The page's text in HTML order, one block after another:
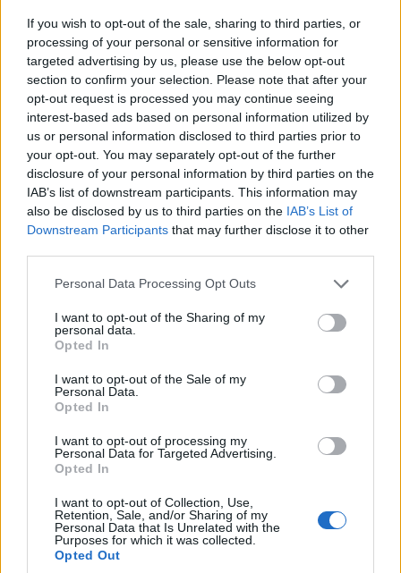
If you wish to opt-out of the sale, sharing to third parties, or
processing of your personal or sensitive information for
targeted advertising by us, please use the below opt-out
section to confirm your selection. Please note that after your
opt-out request is processed you may continue seeing
interest-based ads based on personal information utilized by
us or personal information disclosed to third parties prior to
your opt-out. You may separately opt-out of the further
disclosure of your personal information by third parties on the
IAB’s list of downstream participants. This information may
also be disclosed by us to third parties on the IAB’s List of
Downstream Participants that may further disclose it to other
Please note that this website/app uses one or more Google
not limited to your visit or usage behaviour. You may click to
grant or deny consent to Google and its third-party tags to
use your data for below specified purposes in below Google
consent section.
Personal Data Processing Opt Outs
I want to opt-out of the Sharing of my
personal data.
Opted In
I want to opt-out of the Sale of my
Personal Data.
Opted In
I want to opt-out of processing my
Personal Data for Targeted Advertising.
Opted In
I want to opt-out of Collection, Use,
Retention, Sale, and/or Sharing of my
Personal Data that Is Unrelated with the
Purposes for which it was collected.
Opted Out